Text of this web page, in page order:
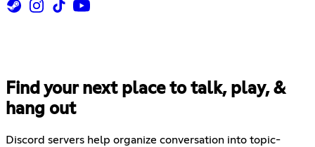
Find your next place to talk, play, &
hang out
Discord servers help organize conversation into topic-